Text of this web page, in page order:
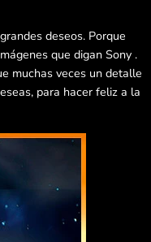
deseos. Porque
que digan Sony .
muchas veces un detalle
para hacer feliz a la